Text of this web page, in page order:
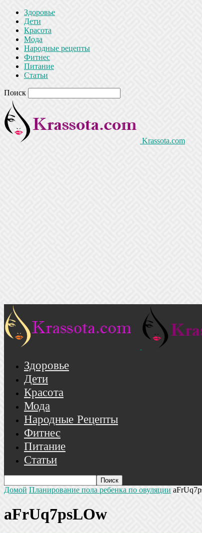
Здоровье
Дети
Красота
Мода
Народные рецепты
Фитнес
Питание
Статьи
Поиск
Krassota.com
Здоровье
Дети
Красота
Мода
Народные Рецепты
Фитнес
Питание
Статьи
Домой Планирование пола ребенка по овуляции
aFrUq7psLOw